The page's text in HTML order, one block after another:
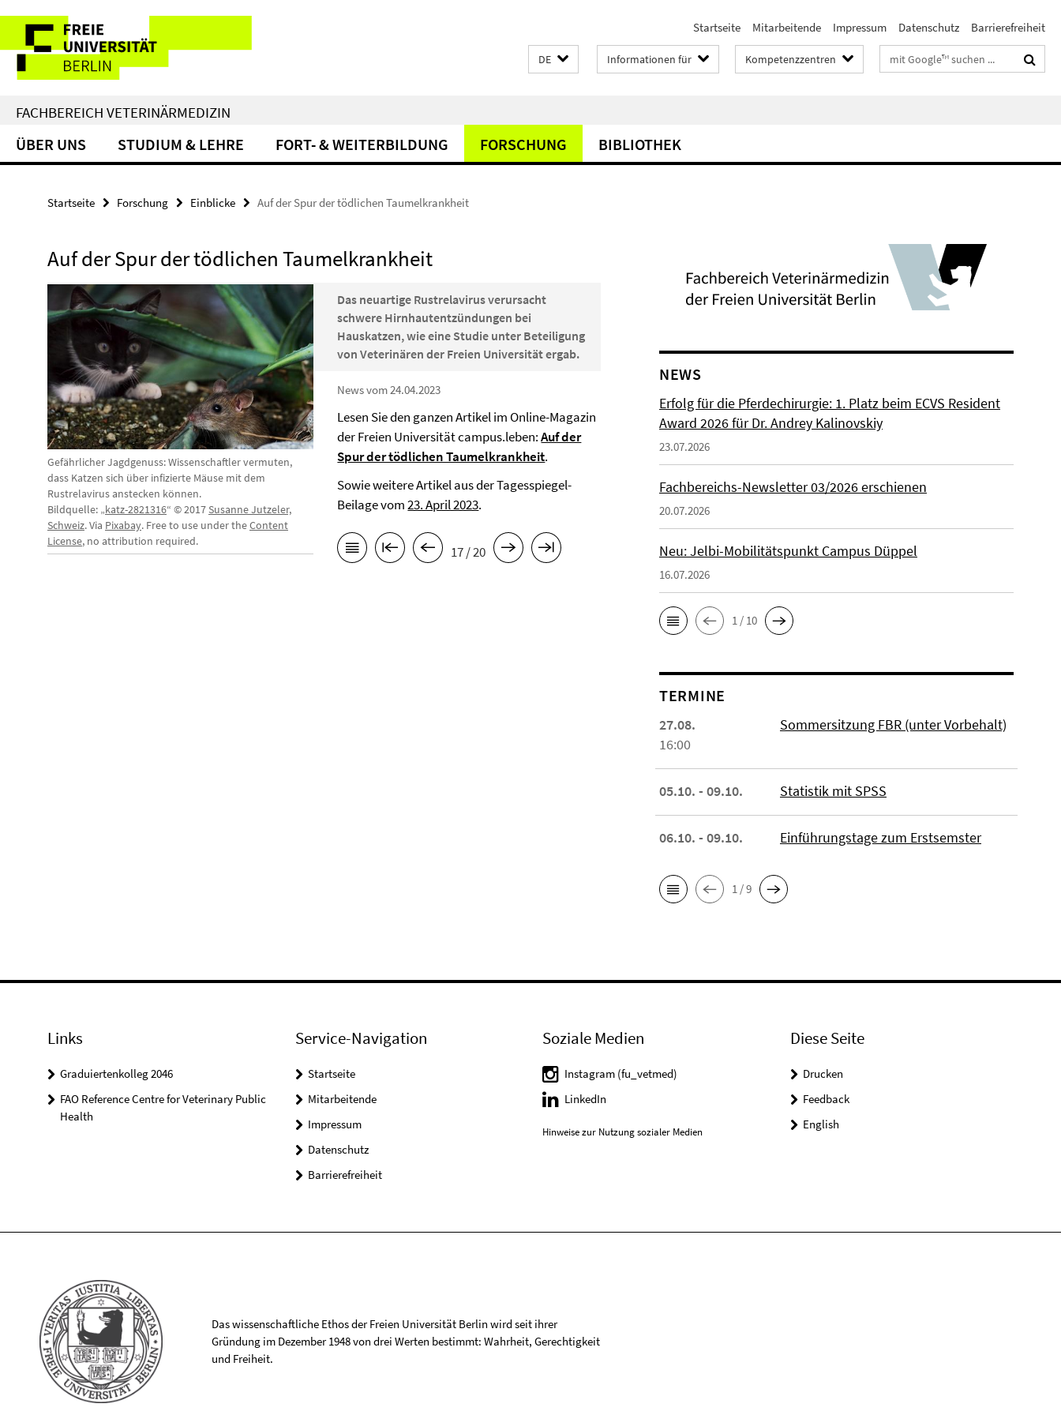
direkt
zu
Inhalt
Service-
Navigation
Startseite Mitarbeitende Impressum Datenschutz Barrierefreiheit
DE Informationen für Kompetenzzentren Suchbegriffe
FACHBEREICH VETERINÄRMEDIZIN
ÜBER UNS STUDIUM & LEHRE FORT- & WEITERBILDUNG FORSCHUNG BIBLIOTHEK
Startseite Forschung Einblicke Auf der Spur der tödlichen Taumelkrankheit
Auf der Spur der tödlichen Taumelkrankheit
Gefährlicher Jagdgenuss: Wissenschaftler vermuten,
dass Katzen sich über infizierte Mäuse mit dem
Rustrelavirus anstecken können.
Bildquelle: „katz-2821316“ © 2017Susanne Jutzeler,
Schweiz. Via Pixabay. Free to use under theContent
License, no attribution required.
Das neuartige Rustrelavirus verursacht
schwere Hirnhautentzündungen bei
Hauskatzen, wie eine Studie unter Beteiligung
von Veterinären der Freien Universität ergab.
News vom 24.04.2023
Lesen Sie den ganzen Artikel im Online-Magazin
der Freien Universität campus.leben:Auf der
Spur der tödlichen Taumelkrankheit.
Sowie weitere Artikel aus der Tagesspiegel-
Beilage vom23. April 2023.
17 / 20
NEWS
Erfolg für die Pferdechirurgie: 1. Platz beim ECVS Resident
Award 2026 für Dr. Andrey Kalinovskiy
23.07.2026
Fachbereichs-Newsletter 03/2026 erschienen
20.07.2026
Neu: Jelbi-Mobilitätspunkt Campus Düppel
16.07.2026
1 / 10
TERMINE
27.08.
16:00
Sommersitzung FBR (unter Vorbehalt)
05.10. - 09.10. Statistik mit SPSS
06.10. - 09.10. Einführungstage zum Erstsemster
1 / 9
Links
Graduiertenkolleg 2046
FAO Reference Centre for Veterinary Public
Health
Service-Navigation
Startseite
Mitarbeitende
Impressum
Datenschutz
Barrierefreiheit
Soziale Medien
Instagram (fu_vetmed)
LinkedIn
Hinweise zur Nutzung sozialer Medien
Diese Seite
Drucken
Feedback
English
Das wissenschaftliche Ethos der Freien Universität Berlin wird seit ihrer
Gründung im Dezember 1948 von drei Werten bestimmt: Wahrheit, Gerechtigkeit
und Freiheit.